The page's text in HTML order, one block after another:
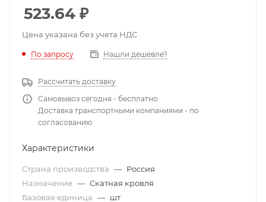
523.64 ₽
Цена указана без учета НДС
По запросу Нашли дешевле?
Рассчитать доставку
Самовывоз сегодня - бесплатно
Доставка транспортными компаниями - по
согласованию
Характеристики
Страна производства — Россия
Назначение — Скатная кровля
Базовая единица — шт